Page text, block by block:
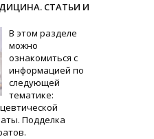
СТАТЬИ И
В этом разделе
можно
ознакомиться с
информацией по
следующей
тематике:
Подделка